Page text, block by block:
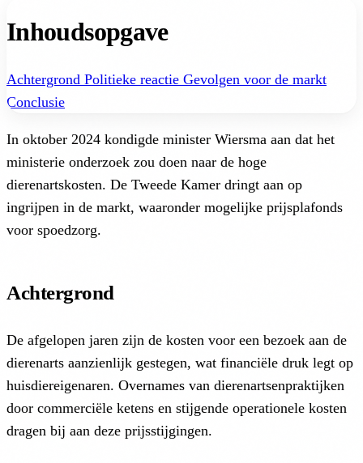
Inhoudsopgave
Achtergrond Politieke reactie Gevolgen voor de markt
Conclusie
In oktober 2024 kondigde minister Wiersma aan dat het
ministerie onderzoek zou doen naar de hoge
dierenartskosten. De Tweede Kamer dringt aan op
ingrijpen in de markt, waaronder mogelijke prijsplafonds
voor spoedzorg.
Achtergrond
De afgelopen jaren zijn de kosten voor een bezoek aan de
dierenarts aanzienlijk gestegen, wat financiële druk legt op
huisdiereigenaren. Overnames van dierenartsenpraktijken
door commerciële ketens en stijgende operationele kosten
dragen bij aan deze prijsstijgingen.